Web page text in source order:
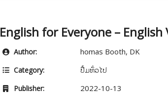
English for Everyone –
Author: homas Booth, DK
Category: ປື້ມທົ່ວໄປ
Publisher: 2022-10-13